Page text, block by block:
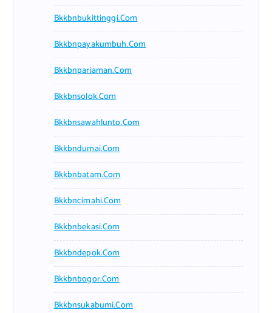
Bkkbnbukittinggi.com
Bkkbnpayakumbuh.com
Bkkbnpariaman.com
Bkkbnsolok.com
Bkkbnsawahlunto.com
Bkkbndumai.com
Bkkbnbatam.com
Bkkbncimahi.com
Bkkbnbekasi.com
Bkkbndepok.com
Bkkbnbogor.com
Bkkbnsukabumi.com